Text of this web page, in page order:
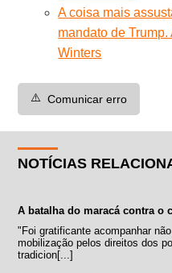
A coisa mais
mandato de
Winters
⚠️ Comunicar erro
NOTÍCIAS
A batalha do maracá contra o
"Foi gratificante acompanhar
mobilização pelos direitos dos
tradicion[...]